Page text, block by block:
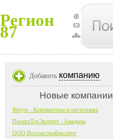
Регион
87
Добавить компанию
Новые компании
Фатум - Компьютеры и оргтехника
ПроектТехЭксперт - Анадырь
ООО Востокстройэксперт